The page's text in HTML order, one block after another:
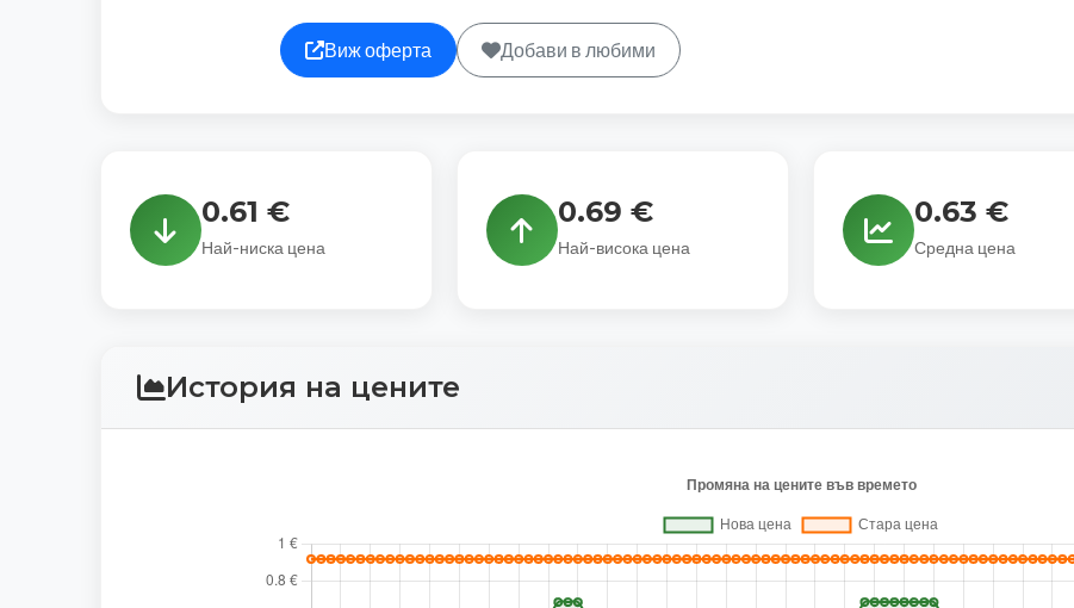
Виж оферта Добави в любими
0.61 €
Най-ниска цена
0.69 €
Най-висока цена
0.63 €
Средна цена
История на цените